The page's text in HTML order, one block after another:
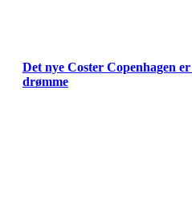
Det nye Coster Copenhagen
drømme